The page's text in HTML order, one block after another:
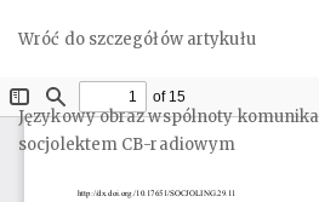
Wróć do szczegółów artykułu
Językowy obraz wspólnoty
socjolektem CB-radiowym